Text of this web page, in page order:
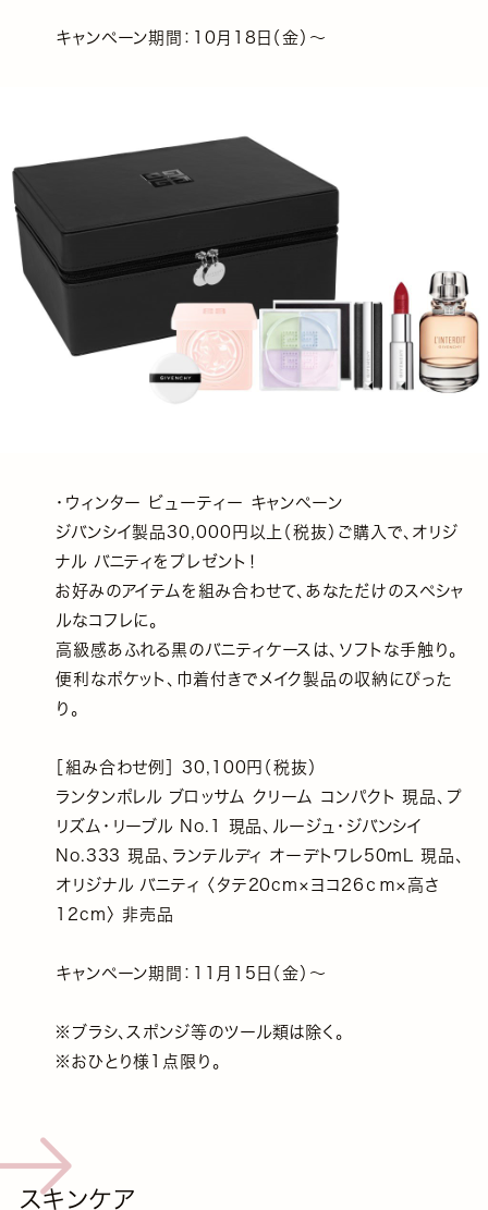
キャンペーン期間：10月18日（金）～
・ウィンター ビューティー キャンペーン
ジバンシイ製品30,000円以上（税抜）ご購入で、オリジ
ナル バニティをプレゼント！
お好みのアイテムを組み合わせて、あなただけのスペシャ
ルなコフレに。
高級感あふれる黒のバニティケースは、ソフトな手触り。
便利なポケット、巾着付きでメイク製品の収納にぴった
り。
［組み合わせ例］ 30,100円（税抜）
ランタンポレル ブロッサム クリーム コンパクト 現品、プ
リズム・リーブル No.1 現品、ルージュ・ジバンシイ
No.333 現品、ランテルディ オーデトワレ50mL 現品、
オリジナル バニティ 〈タテ20cm×ヨコ26ｃｍ×高さ
12cm〉 非売品
キャンペーン期間：11月15日（金）～
※ブラシ、スポンジ等のツール類は除く。
※おひとり様1点限り。
スキンケア